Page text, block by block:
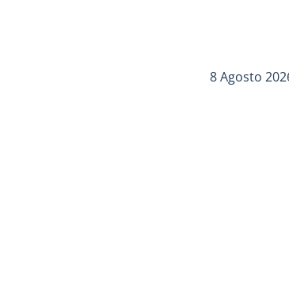
8 Agosto